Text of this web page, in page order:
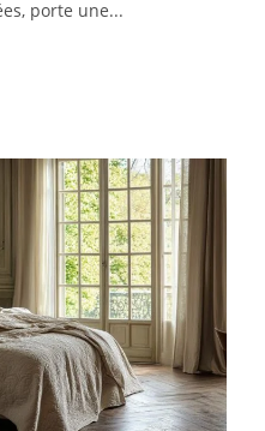
porte une...